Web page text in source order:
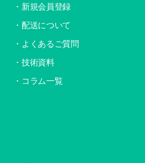
新規会員登録
配送について
よくあるご質問
技術資料
コラム一覧